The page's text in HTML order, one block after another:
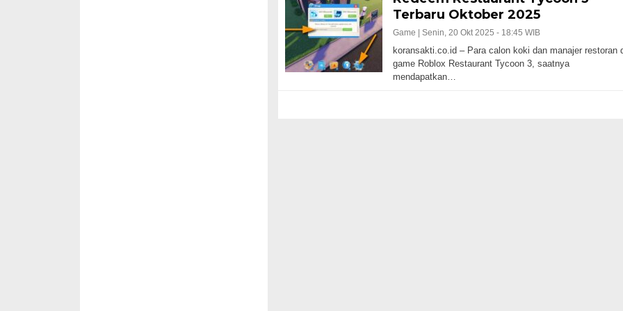
Terbaru Oktober 2025
Game | Senin, 20 Okt 2025 - 18:45 WIB
koransakti.co.id – Para calon koki dan manajer restoran
game Roblox Restaurant Tycoon 3, saatnya
mendapatkan…